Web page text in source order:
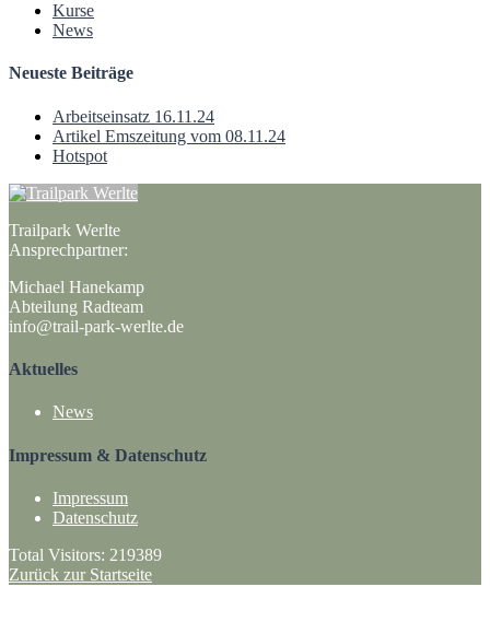
Kurse
News
Neueste Beiträge
Arbeitseinsatz 16.11.24
Artikel Emszeitung vom 08.11.24
Hotspot
Trailpark Werlte
Ansprechpartner:
Michael Hanekamp
Abteilung Radteam
info@trail-park-werlte.de
Aktuelles
News
Impressum & Datenschutz
Impressum
Datenschutz
Total Visitors: 219389
Zurück zur Startseite